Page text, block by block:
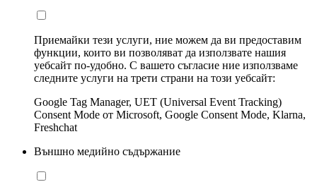
Приемайки тези услуги, ние можем да ви предоставим
функции, които ви позволяват да използвате нашия
уебсайт по-удобно. С вашето съгласие ние използваме
следните услуги на трети страни на този уебсайт:
Google Tag Manager, UET (Universal Event Tracking)
Consent Mode от Microsoft, Google Consent Mode, Klarna,
Freshchat
Външно медийно съдържание